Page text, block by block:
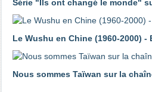
Série "Ils ont changé le monde"
Le Wushu en Chine (1960-2000)
Nous sommes Taïwan sur la